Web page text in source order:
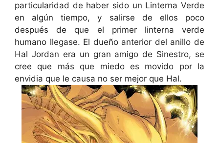
particularidad de haber sido un Linterna Verde
en algún tiempo, y salirse de ellos poco
después de que el primer linterna verde
humano llegase. El dueño anterior del anillo de
Hal Jordan era un gran amigo de Sinestro, se
cree que más que miedo es movido por la
envidia que le causa no ser mejor que Hal.